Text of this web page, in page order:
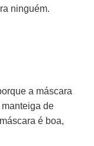
ninguém.
a máscara
de
é boa,